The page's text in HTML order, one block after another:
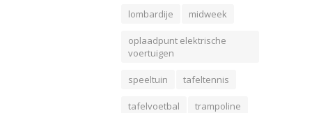
lombardije midweek
oplaadpunt elektrische
voertuigen
speeltuin tafeltennis
tafelvoetbal trampoline